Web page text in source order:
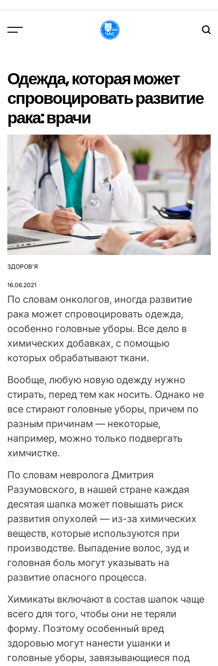
вмісту
Одежда, которая может
спровоцировать развитие
рака: врачи
ОПУБЛІКУВАТИ
ЗДОРОВ'Я
16.06.2021
По словам онкологов, иногда развитие
рака может спровоцировать одежда,
особенно головные уборы. Все дело в
химических добавках, с помощью
которых обрабатывают ткани.
Вообще, любую новую одежду нужно
стирать, перед тем как носить. Однако не
все стирают головные уборы, причем по
разным причинам — некоторые,
например, можно только подвергать
химчистке.
По словам невролога Дмитрия
Разумовского, в нашей стране каждая
десятая шапка может повышать риск
развития опухолей — из-за химических
веществ, которые используются при
производстве. Выпадение волос, зуд и
головная боль могут указывать на
развитие опасного процесса.
Химикаты включают в состав шапок чаще
всего для того, чтобы они не теряли
форму. Поэтому особенный вред
здоровью могут нанести ушанки и
головные уборы, завязывающиеся под